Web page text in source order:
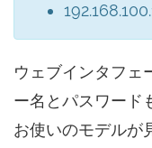
ウェブインタフェ
ー名とパスワード
お使いのモデルが